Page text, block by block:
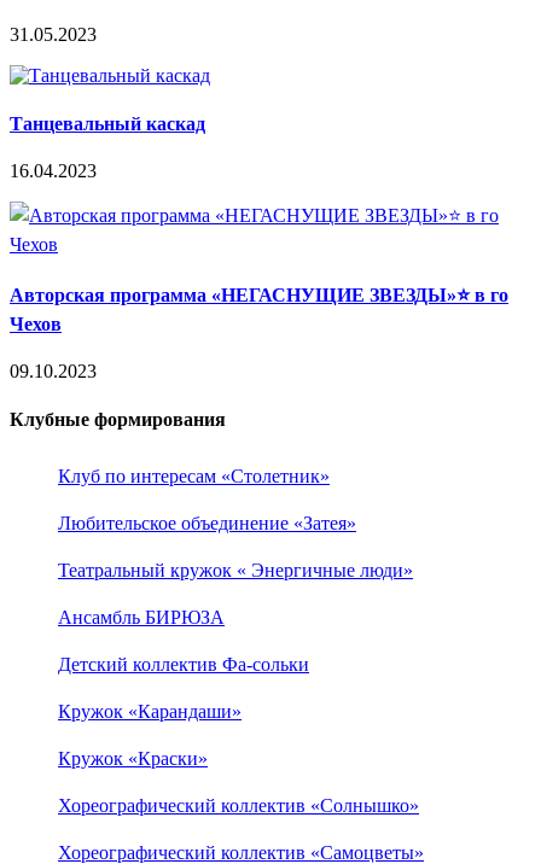
31.05.2023
Танцевальный каскад
16.04.2023
Авторская программа «НЕГАСНУЩИЕ ЗВЕЗДЫ»⭐️ в го
Чехов
09.10.2023
Клубные формирования
Клуб по интересам «Столетник»
Любительское объединение «Затея»
Театральный кружок « Энергичные люди»
Ансамбль БИРЮЗА
Детский коллектив Фа-сольки
Кружок «Карандаши»
Кружок «Краски»
Хореографический коллектив «Солнышко»
Хореографический коллектив «Самоцветы»